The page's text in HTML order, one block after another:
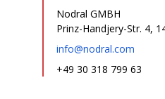
Nodral GMBH
Prinz-Handjery-Str. 4,
info@nodral.com
+49 30 318 799 63